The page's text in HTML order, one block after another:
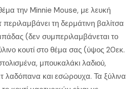
την Minnie Mouse, με λευκή
τη δερμάτινη βαλίτσα
(δεν συμπεριλαμβάνεται το
κουτί στο θέμα σας (ύψος 20εκ.
μπουκαλάκι λαδιού,
λαδόπανα και εσώρουχα. Τα ξύλινα